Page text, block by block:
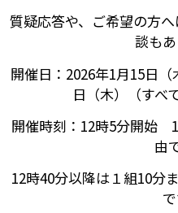
質疑応答や、ご希望の方
談もあ
開催日：2026年1月15日
日（木）（すべ
開催時刻：12時5分開始
由
12時40分以降は１組10分
で